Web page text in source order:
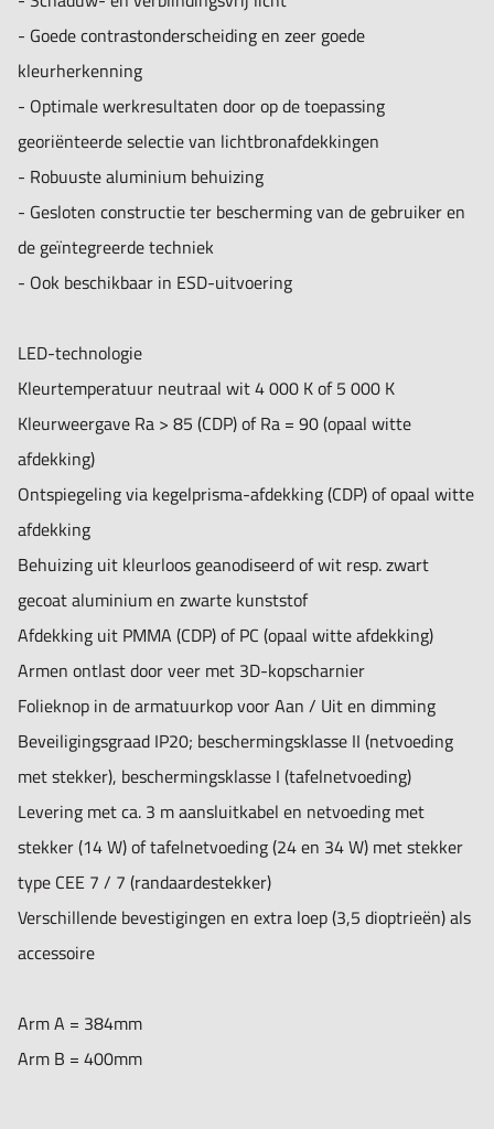
- Goede contrastonderscheiding en zeer goede
kleurherkenning
- Optimale werkresultaten door op de toepassing
georiënteerde selectie van lichtbronafdekkingen
- Robuuste aluminium behuizing
- Gesloten constructie ter bescherming van de gebruiker en
de geïntegreerde techniek
- Ook beschikbaar in ESD-uitvoering
LED-technologie
Kleurtemperatuur neutraal wit 4 000 K of 5 000 K
Kleurweergave Ra > 85 (CDP) of Ra = 90 (opaal witte
afdekking)
Ontspiegeling via kegelprisma-afdekking (CDP) of opaal witte
afdekking
Behuizing uit kleurloos geanodiseerd of wit resp. zwart
gecoat aluminium en zwarte kunststof
Afdekking uit PMMA (CDP) of PC (opaal witte afdekking)
Armen ontlast door veer met 3D-kopscharnier
Folieknop in de armatuurkop voor Aan / Uit en dimming
Beveiligingsgraad IP20; beschermingsklasse II (netvoeding
met stekker), beschermingsklasse I (tafelnetvoeding)
Levering met ca. 3 m aansluitkabel en netvoeding met
stekker (14 W) of tafelnetvoeding (24 en 34 W) met stekker
type CEE 7 / 7 (randaardestekker)
Verschillende bevestigingen en extra loep (3,5 dioptrieën) als
accessoire
Arm A = 384mm
Arm B = 400mm